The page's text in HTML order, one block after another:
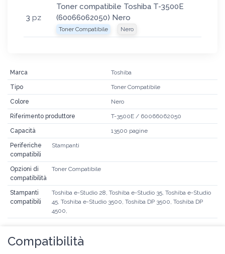
3 pz
Toner compatibile Toshiba T-3500E
(60066062050) Nero
Toner Compatibile Nero
Marca Toshiba
Tipo Toner Compatibile
Colore Nero
Riferimento produttore T-3500E / 60066062050
Capacità 13500 pagine
Periferiche
compatibili
Stampanti
Opzioni di
compatibilità
Toner Compatibile
Stampanti
compatibili
Toshiba e-Studio 28, Toshiba e-Studio 35, Toshiba e-Studio
45, Toshiba e-Studio 3500, Toshiba DP 3500, Toshiba DP
4500,
Compatibilità